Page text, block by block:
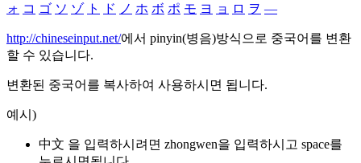
ォ コ ゴ ソ ゾ ト ド ノ ホ ボ ポ モ ヨ ョ ロ ヲ ―
http://chineseinput.net/에서 pinyin(병음)방식으로 중국어를 변환
할 수 있습니다.
변환된 중국어를 복사하여 사용하시면 됩니다.
예시)
中文 을 입력하시려면 zhongwen을 입력하시고 space를